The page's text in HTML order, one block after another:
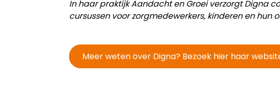
In haar praktijk Aandacht en Groei verzorgt Digna
cursussen voor zorgmedewerkers, kinderen en hun
Meer weten over Digna? Bezoek hier haar